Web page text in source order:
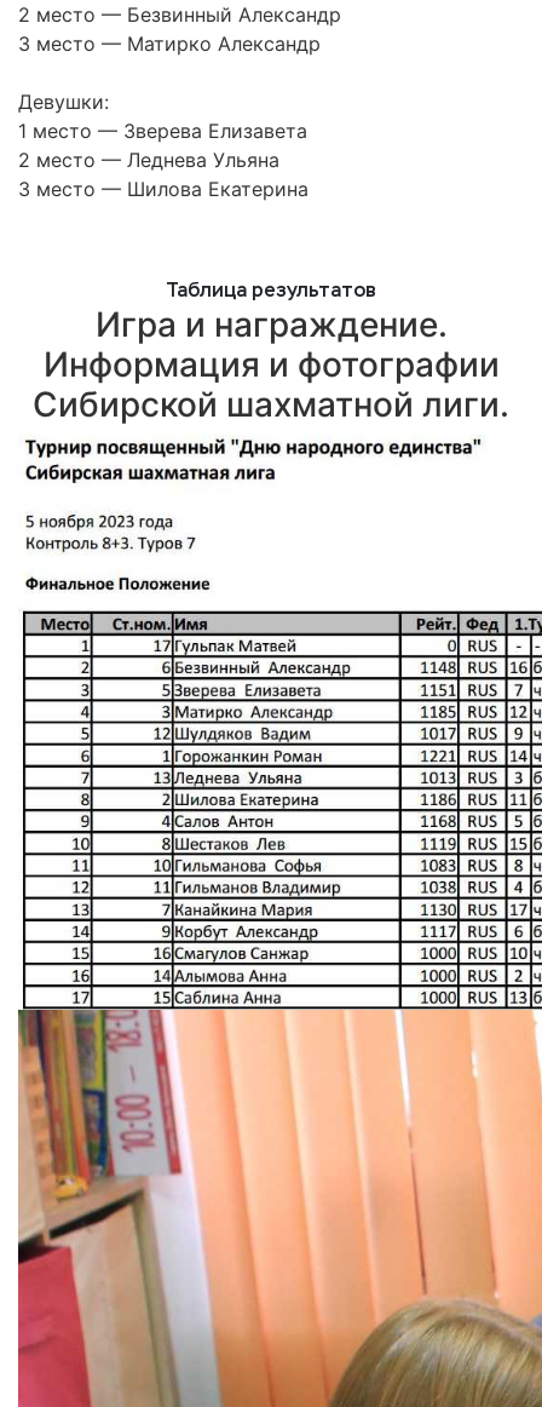
2 место — Безвинный Александр
3 место — Матирко Александр
Девушки:
1 место — Зверева Елизавета
2 место — Леднева Ульяна
3 место — Шилова Екатерина
Таблица результатов
Игра и награждение.
Информация и фотографии
Сибирской шахматной лиги.